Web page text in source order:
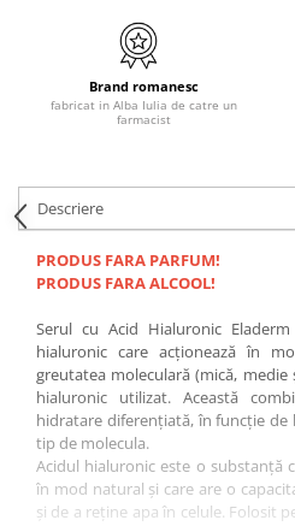
Brand romanesc
fabricat in Alba Iulia de catre un
farmacist
Descriere
PRODUS FARA PARFUM!
PRODUS FARA ALCOOL!
Serul cu Acid Hialuronic
hialuronic care acționează în
greutatea moleculară (mică,
hialuronic utilizat. Această
hidratare diferențiată, în funcție
tip de molecula.
Acidul hialuronic este o substanţă
în mod natural şi care are o
şi de a reţine apa în celule. Folosit